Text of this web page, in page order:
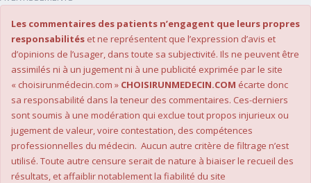
Les commentaires des patients n’engagent que leurs propres
responsabilités et ne représentent que l’expression d’avis et
d’opinions de l’usager, dans toute sa subjectivité. Ils ne peuvent être
assimilés ni à un jugement ni à une publicité exprimée par le site
« choisirunmédecin.com » CHOISIRUNMEDECIN.COM écarte donc
sa responsabilité dans la teneur des commentaires. Ces-derniers
sont soumis à une modération qui exclue tout propos injurieux ou
jugement de valeur, voire contestation, des compétences
professionnelles du médecin. Aucun autre critère de filtrage n’est
utilisé. Toute autre censure serait de nature à biaiser le recueil des
résultats, et affaiblir notablement la fiabilité du site